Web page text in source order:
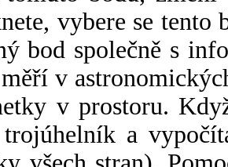
vybere se tento
bod společně s
v
v prostoru.
a